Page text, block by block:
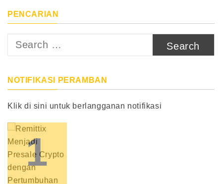
PENCARIAN
Search
NOTIFIKASI PERAMBAN
Klik di sini untuk berlangganan notifikasi
1